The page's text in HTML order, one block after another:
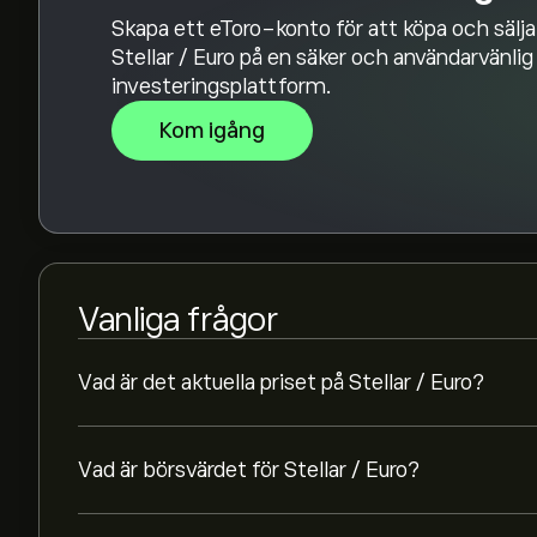
Skapa ett eToro-konto för att köpa och sälja
Stellar / Euro på en säker och användarvänlig
investeringsplattform.
Kom igång
Vanliga frågor
Vad är det aktuella priset på Stellar / Euro?
Vad är börsvärdet för Stellar / Euro?